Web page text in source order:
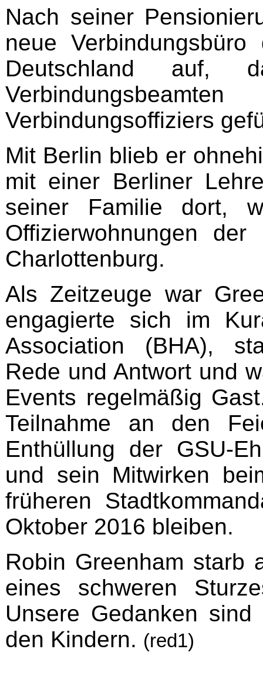
Nach seiner
neue
Deutschland auf,
Verbindungsoffiziers
Mit Berlin blieb er
mit einer Berliner
seiner Familie dort,
Offizierwohnungen
Charlottenburg.
Als Zeitzeuge war
engagierte sich im
Association (BHA),
Rede und Antwort und
Events regelmäßig
Teilnahme an den
Enthüllung der GSU-
und sein Mitwirken
früheren
Oktober 2016 bleiben.
Robin Greenham starb
eines schweren
Unsere Gedanken
den Kindern. (red1)